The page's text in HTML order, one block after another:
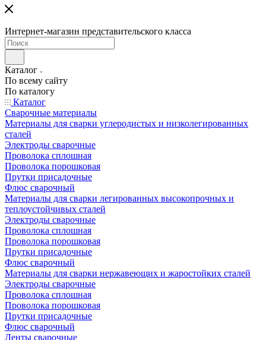
Интернет-магазин представительского класса
Каталог
По всему сайту
По каталогу
Каталог
Сварочные материалы
Материалы для сварки углеродистых и низколегированных
сталей
Электроды сварочные
Проволока сплошная
Проволока порошковая
Прутки присадочные
Флюс сварочный
Материалы для сварки легированных высокопрочных и
теплоустойчивых сталей
Электроды сварочные
Проволока сплошная
Проволока порошковая
Прутки присадочные
Флюс сварочный
Материалы для сварки нержавеющих и жаростойких сталей
Электроды сварочные
Проволока сплошная
Проволока порошковая
Прутки присадочные
Флюс сварочный
Ленты сварочные